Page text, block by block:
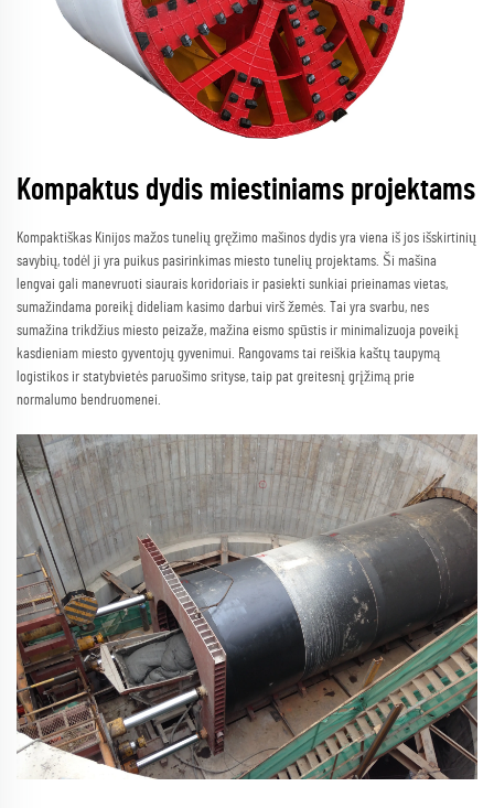
Kompaktus dydis miestiniams projektams
Kompaktiškas Kinijos mažos tunelių gręžimo mašinos dydis yra viena iš jos išskirtinių
savybių, todėl ji yra puikus pasirinkimas miesto tunelių projektams. Ši mašina
lengvai gali manevruoti siaurais koridoriais ir pasiekti sunkiai prieinamas vietas,
sumažindama poreikį dideliam kasimo darbui virš žemės. Tai yra svarbu, nes
sumažina trikdžius miesto peizaže, mažina eismo spūstis ir minimalizuoja poveikį
kasdieniam miesto gyventojų gyvenimui. Rangovams tai reiškia kaštų taupymą
logistikos ir statybvietės paruošimo srityse, taip pat greitesnį grįžimą prie
normalumo bendruomenei.